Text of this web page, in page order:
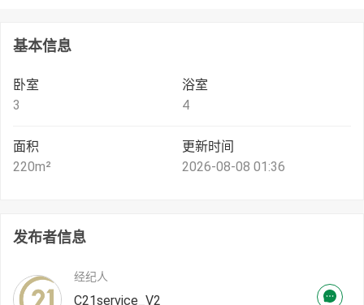
基本信息
卧室
3
浴室
4
面积
220m²
更新时间
2026-08-08 01:36
发布者信息
经纪人
C21service_V2